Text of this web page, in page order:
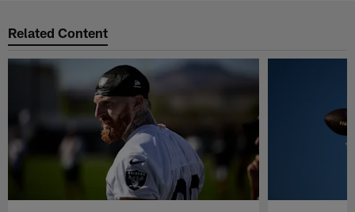
Related Content